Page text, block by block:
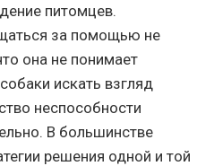
питомцев.
за помощью не
она не понимает
искать взгляд
неспособности
В большинстве
решения одной и той